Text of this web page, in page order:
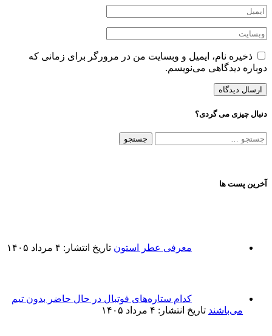
ذخیره نام، ایمیل و وبسایت من در مرورگر برای زمانی که
دوباره دیدگاهی می‌نویسم.
دنبال چیزی می گردی؟
جستجو
آخرین پست ها
معرفی عطر استون تاریخ انتشار: ۴ مرداد ۱۴۰۵
کدام ستاره‌های فوتبال در حال حاضر بدون تیم
می‌باشند تاریخ انتشار: ۴ مرداد ۱۴۰۵